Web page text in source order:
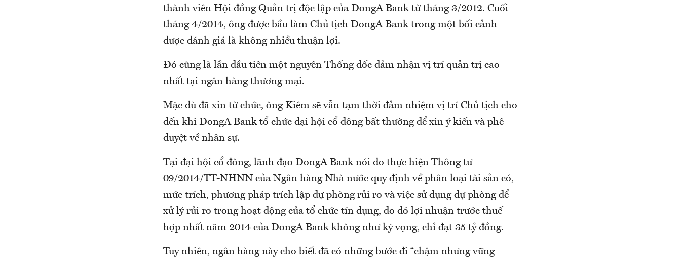
thành viên Hội đồng Quản trị độc lập của DongA Bank từ tháng 3/2012. Cuối
tháng 4/2014, ông được bầu làm Chủ tịch DongA Bank trong một bối cảnh
được đánh giá là không nhiều thuận lợi.
Đó cũng là lần đầu tiên một nguyên Thống đốc đảm nhận vị trí quản trị cao
nhất tại ngân hàng thương mại.
Mặc dù đã xin từ chức, ông Kiêm sẽ vẫn tạm thời đảm nhiệm vị trí Chủ tịch cho
đến khi DongA Bank tổ chức đại hội cổ đông bất thường để xin ý kiến và phê
duyệt về nhân sự.
Tại đại hội cổ đông, lãnh đạo DongA Bank nói do thực hiện Thông tư
09/2014/TT-NHNN của Ngân hàng Nhà nước quy định về phân loại tài sản có,
mức trích, phương pháp trích lập dự phòng rủi ro và việc sử dụng dự phòng để
xử lý rủi ro trong hoạt động của tổ chức tín dụng, do đó lợi nhuận trước thuế
hợp nhất năm 2014 của DongA Bank không như kỳ vọng, chỉ đạt 35 tỷ đồng.
Tuy nhiên, ngân hàng này cho biết đã có những bước đi “chậm nhưng vững